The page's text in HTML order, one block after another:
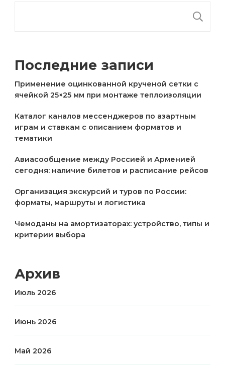
Последние записи
Применение оцинкованной крученой сетки с
ячейкой 25×25 мм при монтаже теплоизоляции
Каталог каналов мессенджеров по азартным
играм и ставкам с описанием форматов и
тематики
Авиасообщение между Россией и Арменией
сегодня: наличие билетов и расписание рейсов
Организация экскурсий и туров по России:
форматы, маршруты и логистика
Чемоданы на амортизаторах: устройство, типы и
критерии выбора
Архив
Июль 2026
Июнь 2026
Май 2026